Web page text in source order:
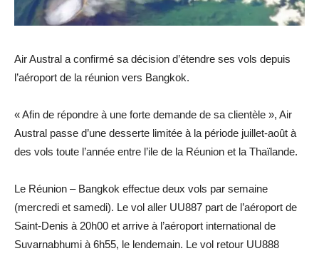
Air Austral a confirmé sa décision d’étendre ses vols depuis
l’aéroport de la réunion vers Bangkok.
« Afin de répondre à une forte demande de sa clientèle », Air
Austral passe d’une desserte limitée à la période juillet-août à
des vols toute l’année entre l’ile de la Réunion et la Thaïlande.
Le Réunion – Bangkok effectue deux vols par semaine
(mercredi et samedi). Le vol aller UU887 part de l’aéroport de
Saint-Denis à 20h00 et arrive à l’aéroport international de
Suvarnabhumi à 6h55, le lendemain. Le vol retour UU888